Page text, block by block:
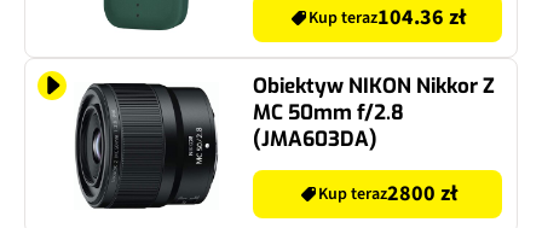
Kup teraz104.36 zł
Obiektyw NIKON Nikkor Z
MC 50mm f/2.8
(JMA603DA)
Kup teraz2800 zł